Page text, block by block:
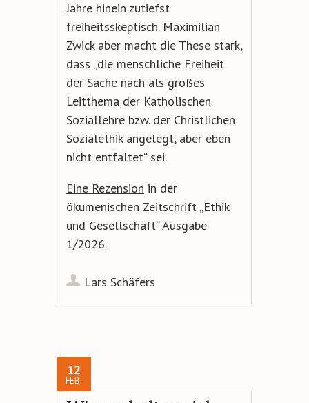
Jahre hinein zutiefst
freiheitsskeptisch. Maximilian
Zwick aber macht die These stark,
dass „die menschliche Freiheit
der Sache nach als großes
Leitthema der Katholischen
Soziallehre bzw. der Christlichen
Sozialethik angelegt, aber eben
nicht entfaltet“ sei.
Eine Rezension in der
ökumenischen Zeitschrift „Ethik
und Gesellschaft“ Ausgabe
1/2026.
Lars Schäfers
12
FEB.